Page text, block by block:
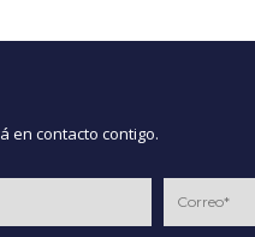
en contacto contigo.